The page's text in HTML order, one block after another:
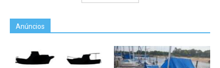
Anúncios